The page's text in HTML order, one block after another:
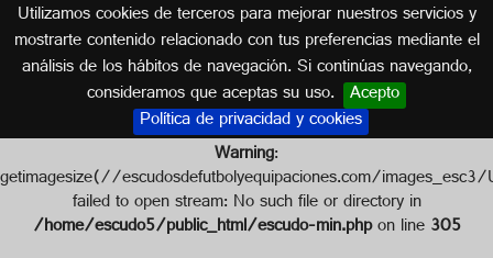
Utilizamos cookies de terceros para mejorar nuestros servicios y
mostrarte contenido relacionado con tus preferencias mediante el
análisis de los hábitos de navegación. Si continúas navegando,
consideramos que aceptas su uso. Acepto
Política de privacidad y cookies
Escudo de CITTA DI MESSINA
ITALIA
Warning:
getimagesize(//escudosdefutbolyequipaciones.com/
failed to open stream: No such file or directory in
/home/escudo5/public_html/escudo-min.phpon line305